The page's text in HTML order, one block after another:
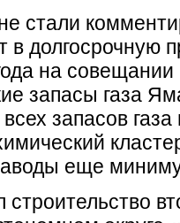
стали
долгосрочную
на
запасы газа
запасов
еще